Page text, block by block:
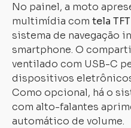
No painel, a moto
multimídia com tela
sistema de navegação
smartphone. O
ventilado com USB-C
dispositivos
Como opcional, há o
com alto-falantes
automático de volume.